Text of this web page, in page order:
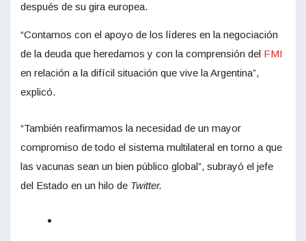
después de su gira europea.
“Contamos con el apoyo de los líderes en la negociación
de la deuda que heredamos y con la comprensión del FMI
en relación a la difícil situación que vive la Argentina”,
explicó.
“También reafirmamos la necesidad de un mayor
compromiso de todo el sistema multilateral en torno a que
las vacunas sean un bien público global”, subrayó el jefe
del Estado en un hilo de Twitter.